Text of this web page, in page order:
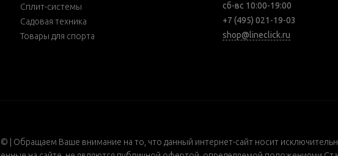
Сплит-системы
Садовая техника
Товары для спорта
сб-вс 10:00-19:00
+7 (495) 021-19-03
shop@lineclick.ru
| Обращаем Ваше внимание на то, что данный интернет-сайт носит